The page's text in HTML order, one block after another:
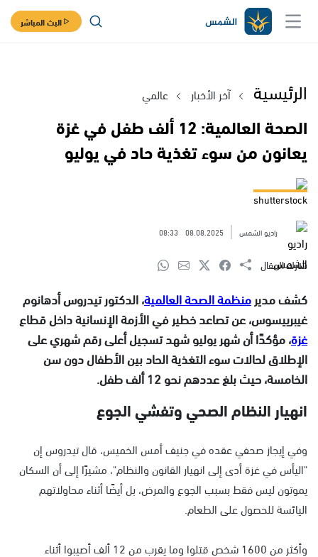
البث المباشر
الرئيسية آخر الأخبار عالمي
الصحة العالمية: 12 ألف طفل في غزة
يعانون من سوء تغذية حاد في يوليو
shutterstock
راديو الشمس 08.08.2025
08:33
شارك المقال
كشف مديرمنظمة الصحة العالمية، الدكتور تيدروس أدهانوم
غيبرييسوس، عن تصاعد خطير في الأزمة الإنسانية داخل قطاع
غزة، مؤكدًا أن شهر يوليو شهد تسجيل أعلى رقم شهري على
الإطلاق لحالات سوء التغذية الحاد بين الأطفال دون سن
الخامسة، حيث بلغ عددهم نحو 12 ألف طفل.
انهيار النظام الصحي وتفشي الجوع
وفي إيجاز صحفي عقده في جنيف أمس الخميس، قال تيدروس إن
"اليأس في غزة أدى إلى انهيار القانون والنظام"، مشيرًا إلى أن السكان
يموتون ليس فقط بسبب الجوع والمرض، بل أيضًا أثناء محاولاتهم
اليائسة للحصول على الطعام.
وأكثر من 1600 شخص قتلوا وما يقرب من 12 ألف أصيبوا أثناء